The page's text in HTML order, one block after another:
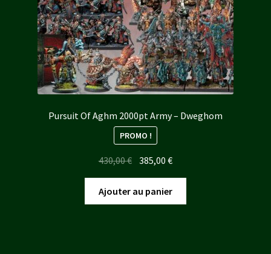
Pursuit Of Aghm 2000pt Army – Dweghom
PROMO !
430,00€ Le
initial
était :
385,00€Le
actuel
est :
Ajouter au panier